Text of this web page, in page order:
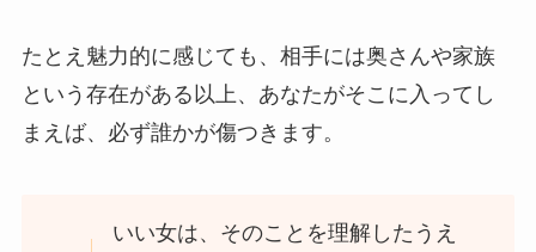
たとえ魅力的に感じても、相手には奥さんや家族
という存在がある以上、あなたがそこに入ってし
まえば、必ず誰かが傷つきます。
いい女は、そのことを理解したうえ